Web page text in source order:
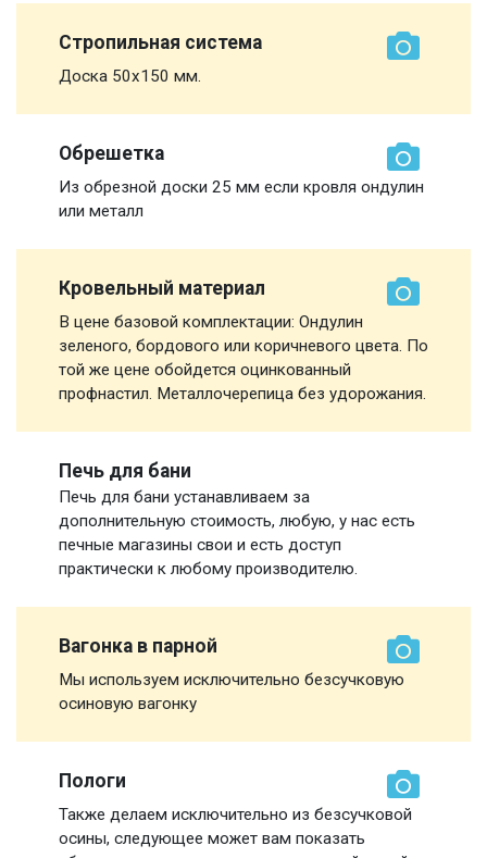
Стропильная система
Доска 50х150 мм.
Обрешетка
Из обрезной доски 25 мм если кровля ондулин
или металл
Кровельный материал
В цене базовой комплектации: Ондулин
зеленого, бордового или коричневого цвета. По
той же цене обойдется оцинкованный
профнастил. Металлочерепица без удорожания.
Печь для бани
Печь для бани устанавливаем за
дополнительную стоимость, любую, у нас есть
печные магазины свои и есть доступ
практически к любому производителю.
Вагонка в парной
Мы используем исключительно безсучковую
осиновую вагонку
Пологи
Также делаем исключительно из безсучковой
осины, следующее может вам показать